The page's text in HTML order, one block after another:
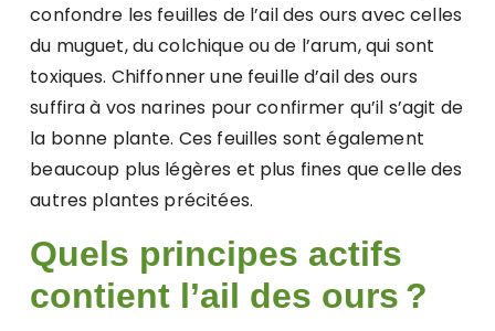
confondre les feuilles de l’ail des ours avec celles
du muguet, du colchique ou de l’arum, qui sont
toxiques. Chiffonner une feuille d’ail des ours
suffira à vos narines pour confirmer qu’il s’agit de
la bonne plante. Ces feuilles sont également
beaucoup plus légères et plus fines que celle des
autres plantes précitées.
Quels principes actifs
contient l’ail des ours ?